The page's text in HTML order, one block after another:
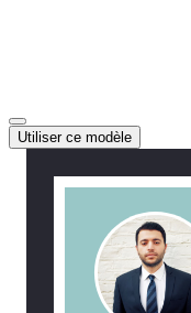
Utiliser ce modèle